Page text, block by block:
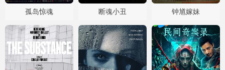
孤岛惊魂 断魂小丑 钟馗嫁妹